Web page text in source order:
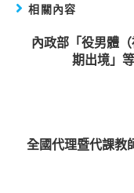
相關內容
內政部「役男體
期出境」
全國代理暨代課教